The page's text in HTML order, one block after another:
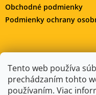
Tento web používa
prechádzaním tohto
používaním. Viac
Obchodné podmienky
Podmienky ochrany